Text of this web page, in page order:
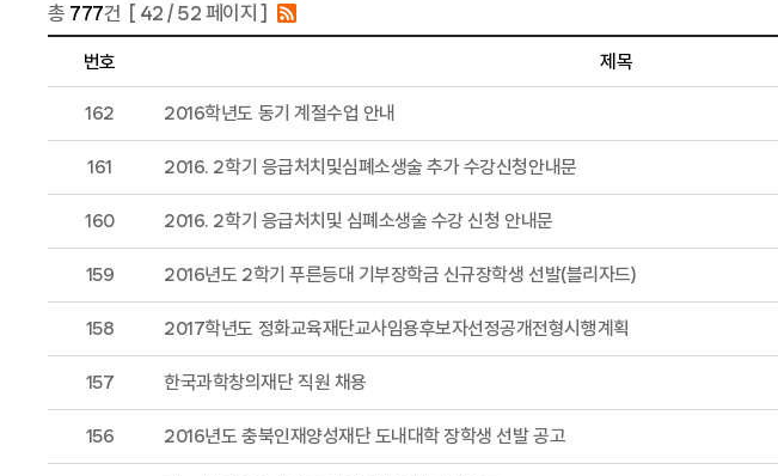
총 777건 [ 42 / 52 페이지 ]
번호 제목
162 2016학년도 동기 계절수업 안내
161 2016. 2학기 응급처치및심폐소생술 추가 수강신청안내문
160 2016. 2학기 응급처치및 심폐소생술 수강 신청 안내문
159 2016년도 2학기 푸른등대 기부장학금 신규장학생 선발(블리자드)
158 2017학년도 정화교육재단교사임용후보자선정공개전형시행계획
157 한국과학창의재단 직원 채용
156 2016년도 충북인재양성재단 도내대학 장학생 선발 공고